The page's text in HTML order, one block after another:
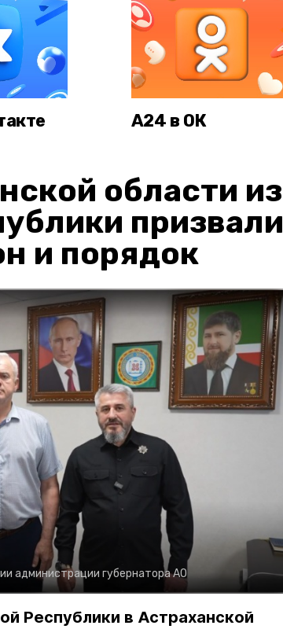
А24 в ОК
области из
призвали
и порядок
администрации губернатора АО
Республики в Астраханской